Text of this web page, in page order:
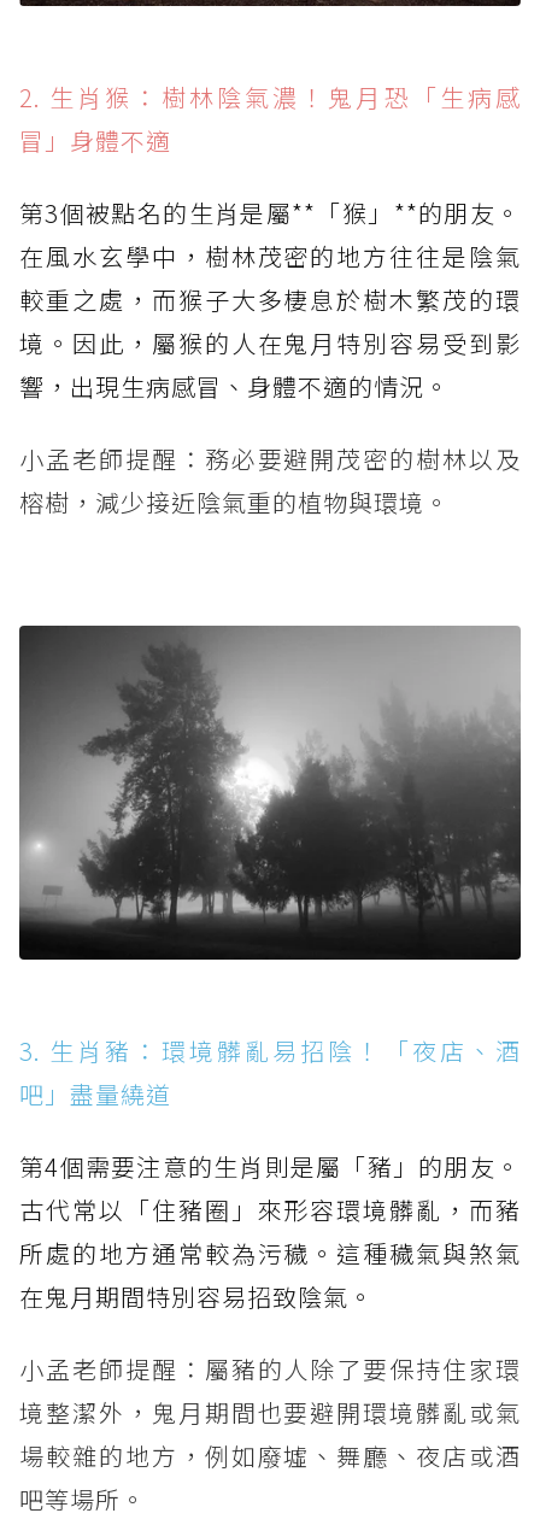
2. 生肖猴：樹林陰氣濃！鬼月恐「生病感
冒」身體不適
第3個被點名的生肖是屬**「猴」**的朋友。
在風水玄學中，樹林茂密的地方往往是陰氣
較重之處，而猴子大多棲息於樹木繁茂的環
境。因此，屬猴的人在鬼月特別容易受到影
響，出現生病感冒、身體不適的情況。
小孟老師提醒：務必要避開茂密的樹林以及
榕樹，減少接近陰氣重的植物與環境。
3. 生肖豬：環境髒亂易招陰！「夜店、酒
吧」盡量繞道
第4個需要注意的生肖則是屬「豬」的朋友。
古代常以「住豬圈」來形容環境髒亂，而豬
所處的地方通常較為污穢。這種穢氣與煞氣
在鬼月期間特別容易招致陰氣。
小孟老師提醒：屬豬的人除了要保持住家環
境整潔外，鬼月期間也要避開環境髒亂或氣
場較雜的地方，例如廢墟、舞廳、夜店或酒
吧等場所。